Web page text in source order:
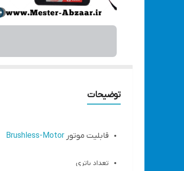
توضیحات
قابلیت موتور Brushless-Motor
تعداد باتری